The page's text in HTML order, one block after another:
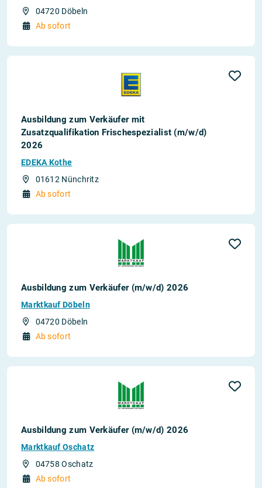
04720 Döbeln
Ab sofort
Ausbildung zum Verkäufer mit
Zusatzqualifikation Frischespezialist (m/w/d)
2026
EDEKA Kothe
01612 Nünchritz
Ab sofort
Ausbildung zum Verkäufer (m/w/d) 2026
Marktkauf Döbeln
04720 Döbeln
Ab sofort
Ausbildung zum Verkäufer (m/w/d) 2026
Marktkauf Oschatz
04758 Oschatz
Ab sofort